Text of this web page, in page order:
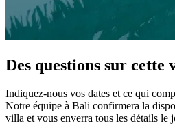
Des questions sur cette
Indiquez-nous vos dates et ce qui
Notre équipe à Bali confirmera la
villa et vous enverra tous les détails le